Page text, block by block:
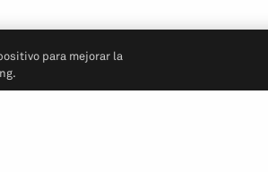
para mejorar la